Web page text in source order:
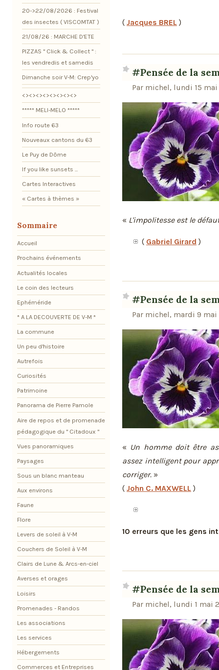
( Jacques BREL )
#Pensée de la
Par michel, lundi 15 mai
« L'impolitesse est le
( Gabriel Girard )
#Pensée de la
Par michel, mardi 9 mai
« Un homme doit être
assez intelligent pour
corriger. »
( John C. MAXWELL )
10 erreurs que les gens
#Pensée de la
Par michel, lundi 1 mai
20->22/08/2026 : Festival
des insectes ( VISCOMTAT )
21/08/26 : MARCHE D'ETE
PIZZAS " Click & Collect " :
les vendredis et samedis
Dimanche soir V-M: Crep'yo
<><><><><><><><>
***** MELI-MELO *****
Info route 63
Nouveaux cantons du 63
Le Puy de Dôme
If you like sunsets ...
Cartes Interactives
« Cartes à thèmes »
Sommaire
Accueil
Prochains événements
Actualités locales
Le coin des lecteurs
Ephéméride
* A LA DECOUVERTE DE V-M *
La commune
Un peu d'histoire
Autrefois
Curiosités
Patrimoine
Panorama de Pierre Pamole
Aire de repos et de promenade
pédagogique du " Citadoux "
Vues panoramiques
Paysages
Sous un blanc manteau
Aux environs
Faune
Flore
Levers de soleil à V-M
Couchers de Soleil à V-M
Clairs de Lune & Arcs-en-ciel
Averses et orages
Loisirs
Promenades - Randos
Les associations
Les services
Hébergements
Commerces et Entreprises